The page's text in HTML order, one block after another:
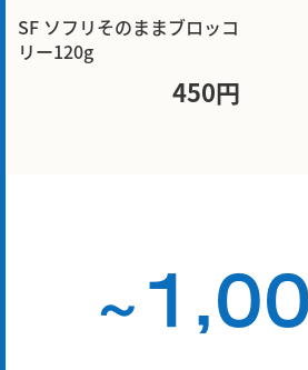
SF ソフリそのままブロッコ
リー120g
450円
～